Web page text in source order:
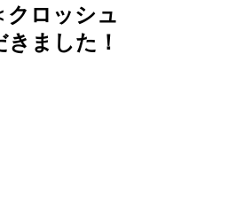
クロッシュ
ました！